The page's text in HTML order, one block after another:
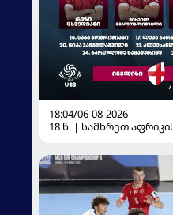
18:04/06-08-2026
18 წ. | სამხრეთ